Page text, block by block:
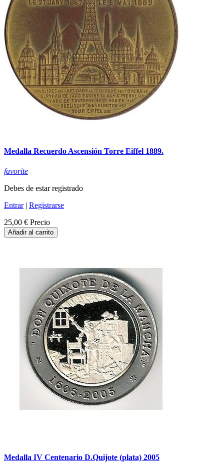
Medalla Recuerdo Ascensión Torre Eiffel 1889.
favorite
Debes de estar registrado
Entrar| Registrarse
25,00 € Precio
Añadir al carrito
Medalla IV Centenario D.Quijote (plata) 2005